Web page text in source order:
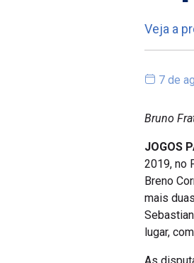
Veja a
7 de
Bruno
JOGOS
2019, no
Breno
mais
lugar,
As